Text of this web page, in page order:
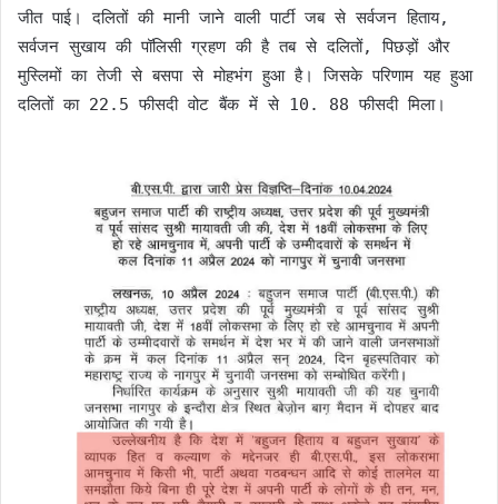
जीत पाई। दलितों की मानी जाने वाली पार्टी जब से सर्वजन हिताय,
सर्वजन सुखाय की पॉलिसी ग्रहण की है तब से दलितों, पिछड़ों और
मुस्लिमों का तेजी से बसपा से मोहभंग हुआ है। जिसके परिणाम यह हुआ
दलितों का 22.5 फीसदी वोट बैंक में से 10. 88 फीसदी मिला।